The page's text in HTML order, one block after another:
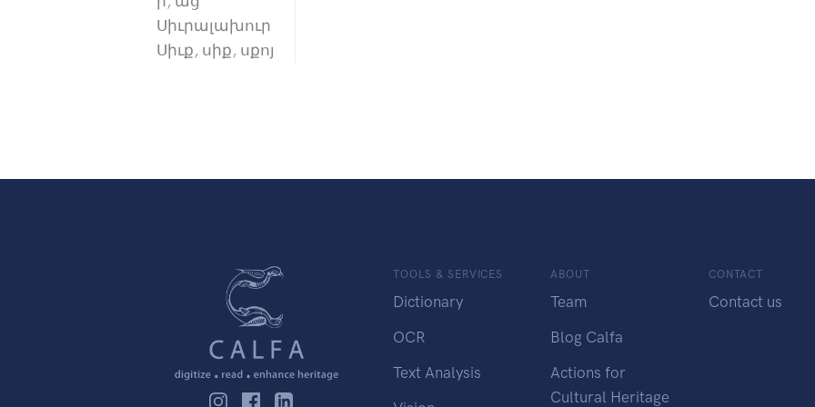
Սիւրալախուր
Սիւք, սիք, սքոյ
TOOLS & SERVICES
Dictionary
OCR
Text Analysis
ABOUT
Team
Blog Calfa
Actions for
Cultural Heritage
CONTACT
Contact us